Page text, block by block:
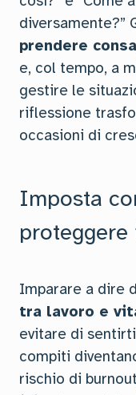
diversamente?”
prendere
e, col tempo, a
gestire le
riflessione
occasioni di
Imposta
Imparare a dire
tra lavoro e
evitare di
compiti
rischio di